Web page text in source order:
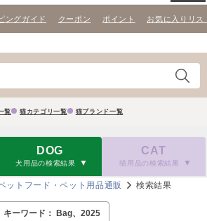
ングガイド クーポン ポイント お気に入りリス
覧 猫カテゴリ一覧 猫ブランド一覧
DOG
犬用品の検索結果
CAT
猫用品の検索結果
ットフード・ペット用品通販 検索結果
キーワード： Bag、2025